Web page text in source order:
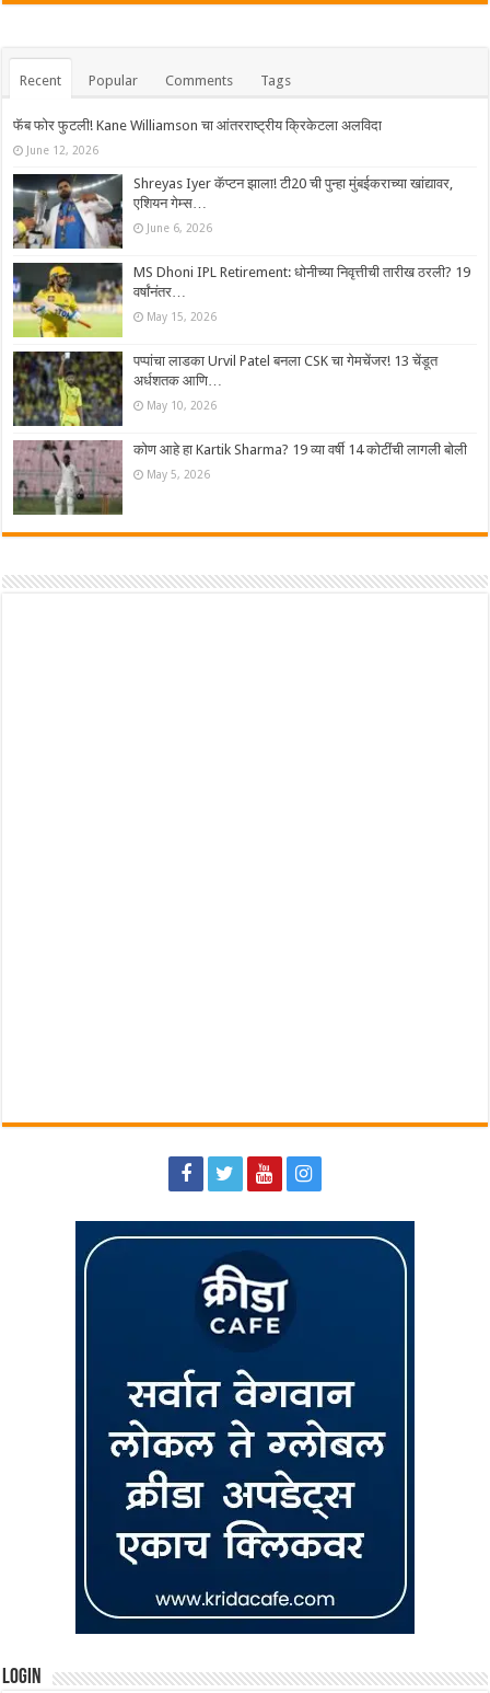
Recent Popular Comments Tags
फॅब फोर फुटली! Kane Williamson चा आंतरराष्ट्रीय क्रिकेटला अलविदा
June 12, 2026
Shreyas Iyer कॅप्टन झाला! टी20 ची पुन्हा मुंबईकराच्या खांद्यावर,
एशियन गेम्स…
June 6, 2026
MS Dhoni IPL Retirement: धोनीच्या निवृत्तीची तारीख ठरली? 19
वर्षांनंतर…
May 15, 2026
पप्पांचा लाडका Urvil Patel बनला CSK चा गेमचेंजर! 13 चेंडूत
अर्धशतक आणि…
May 10, 2026
कोण आहे हा Kartik Sharma? 19 व्या वर्षी 14 कोटींची लागली बोली
May 5, 2026
Login